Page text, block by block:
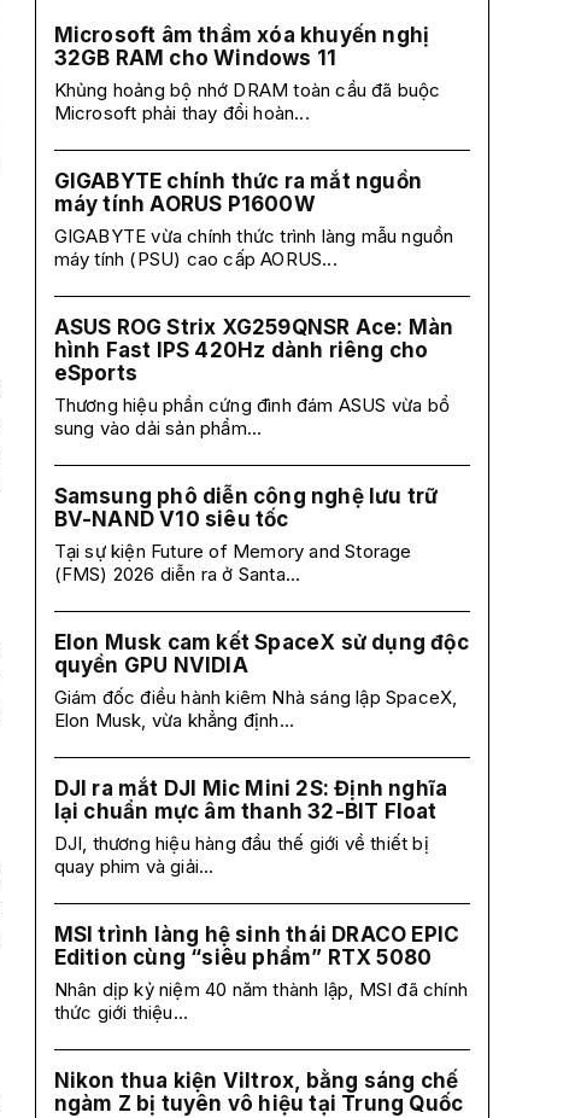
Microsoft âm thầm xóa khuyến nghị
32GB RAM cho Windows 11
Khủng hoảng bộ nhớ DRAM toàn cầu đã buộc
Microsoft phải thay đổi hoàn...
GIGABYTE chính thức ra mắt nguồn
máy tính AORUS P1600W
GIGABYTE vừa chính thức trình làng mẫu nguồn
máy tính (PSU) cao cấp AORUS...
ASUS ROG Strix XG259QNSR Ace: Màn
hình Fast IPS 420Hz dành riêng cho
eSports
Thương hiệu phần cứng đình đám ASUS vừa bổ
sung vào dải sản phẩm...
Samsung phô diễn công nghệ lưu trữ
BV-NAND V10 siêu tốc
Tại sự kiện Future of Memory and Storage
(FMS) 2026 diễn ra ở Santa...
Elon Musk cam kết SpaceX sử dụng độc
quyền GPU NVIDIA
Giám đốc điều hành kiêm Nhà sáng lập SpaceX,
Elon Musk, vừa khẳng định...
DJI ra mắt DJI Mic Mini 2S: Định nghĩa
lại chuẩn mực âm thanh 32-BIT Float
DJI, thương hiệu hàng đầu thế giới về thiết bị
quay phim và giải...
MSI trình làng hệ sinh thái DRACO EPIC
Edition cùng “siêu phẩm” RTX 5080
Nhân dịp kỷ niệm 40 năm thành lập, MSI đã chính
thức giới thiệu...
Nikon thua kiện Viltrox, bằng sáng chế
ngàm Z bị tuyên vô hiệu tại Trung Quốc